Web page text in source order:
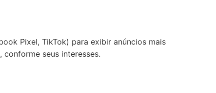
Pixel, TikTok) para exibir anúncios mais
seus interesses.